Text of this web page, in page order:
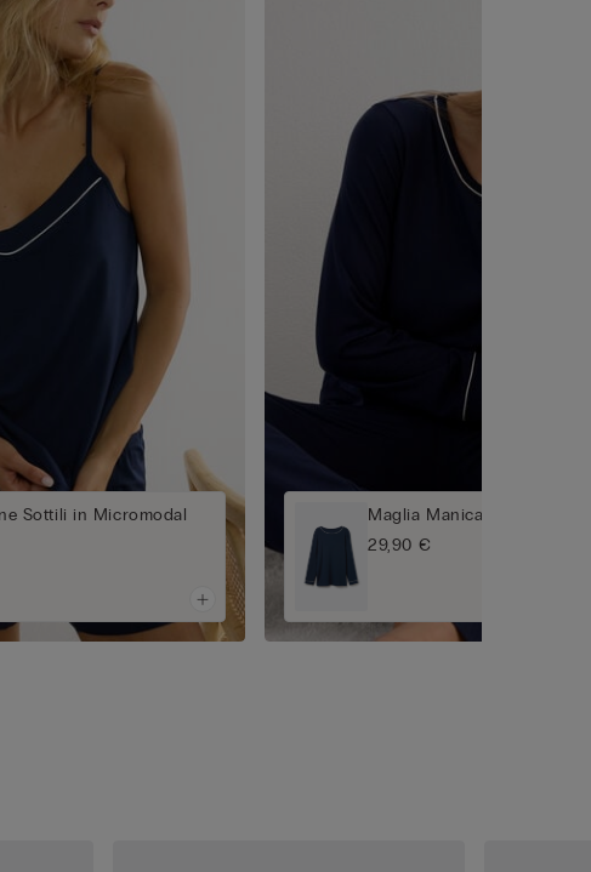
Sottili in Micromodal
Maglia Manica Lunga in
29,90 €